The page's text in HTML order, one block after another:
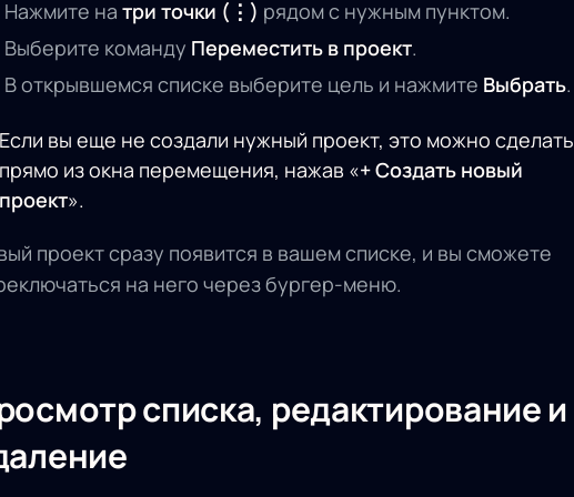
Нажмите на три точки (⋮) рядом с нужным пунктом.
Выберите команду Переместить в проект.
В открывшемся списке выберите цель и нажмите Выбрать.
Если вы еще не создали нужный проект, это можно сделать
прямо из окна перемещения, нажав «+ Создать новый
проект».
проект сразу появится в вашем списке, и вы сможете
на него через бургер-меню.
списка, редактирование и